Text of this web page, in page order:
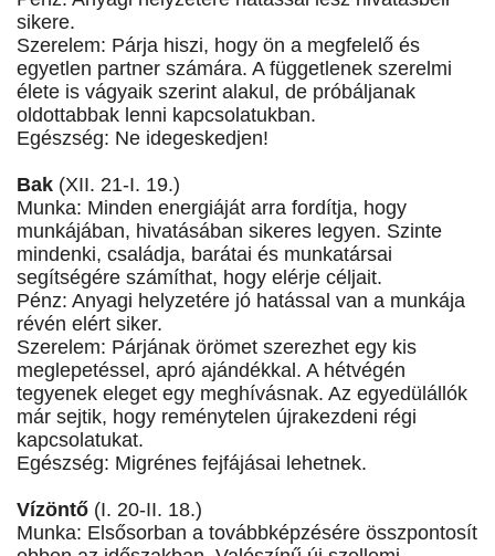
sikere.
Szerelem: Párja hiszi, hogy ön a megfelelő és
egyetlen partner számára. A függetlenek szerelmi
élete is vágyaik szerint alakul, de próbáljanak
oldottabbak lenni kapcsolatukban.
Egészség: Ne idegeskedjen!
Bak (XII. 21-I. 19.)
Munka: Minden energiáját arra fordítja, hogy
munkájában, hivatásában sikeres legyen. Szinte
mindenki, családja, barátai és munkatársai
segítségére számíthat, hogy elérje céljait.
Pénz: Anyagi helyzetére jó hatással van a munkája
révén elért siker.
Szerelem: Párjának örömet szerezhet egy kis
meglepetéssel, apró ajándékkal. A hétvégén
tegyenek eleget egy meghívásnak. Az egyedülállók
már sejtik, hogy reménytelen újrakezdeni régi
kapcsolatukat.
Egészség: Migrénes fejfájásai lehetnek.
Vízöntő (I. 20-II. 18.)
Munka: Elsősorban a továbbképzésére összpontosít